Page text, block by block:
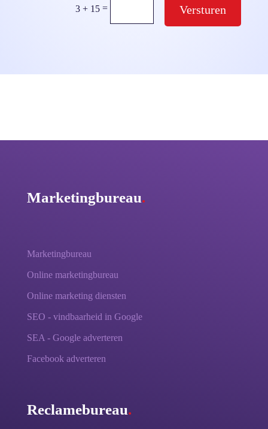
3 + 15 = Versturen
Marketingbureau.
Marketingbureau
Online marketingbureau
Online marketing diensten
SEO - vindbaarheid in Google
SEA - Google adverteren
Facebook adverteren
Reclamebureau.